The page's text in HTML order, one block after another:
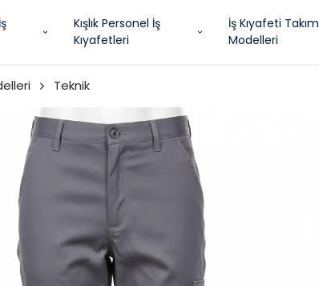
Kışlık Personel İş
Kıyafetleri
İş Kıyafeti Takım
Modelleri
Teknik